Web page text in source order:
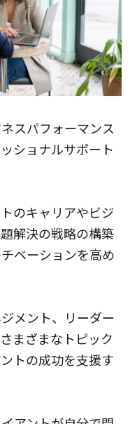
スパフォーマンス
ショナルサポート
のキャリアやビジ
解決の戦略の構築
ベーションを高め
メント、リーダー
まざまなトピック
トの成功を支援す